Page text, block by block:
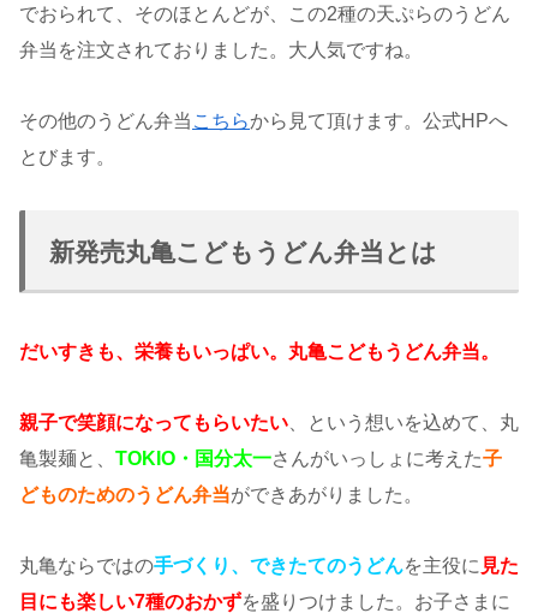
でおられて、そのほとんどが、この2種の天ぷらのうどん
弁当を注文されておりました。大人気ですね。
その他のうどん弁当 こちらから見て頂けます。公式HPへ
とびます。
新発売丸亀こどもうどん弁当とは
だいすきも、栄養もいっぱい。丸亀こどもうどん弁当。
親子で笑顔になってもらいたい 、という想いを込めて、丸
亀製麺と、 TOKIO・国分太一さんがいっしょに考えた子
どものためのうどん弁当ができあがりました。
丸亀ならではの手づくり、できたてのうどんを主役に 見た
目にも楽しい7種のおかずを盛りつけました。お子さまに